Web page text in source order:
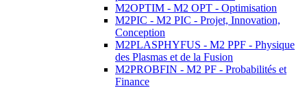
M2OPTIM - M2 OPT - Optimisation
M2PIC - M2 PIC - Projet, Innovation,
Conception
M2PLASPHYFUS - M2 PPF - Physique
des Plasmas et de la Fusion
M2PROBFIN - M2 PF - Probabilités et
Finance